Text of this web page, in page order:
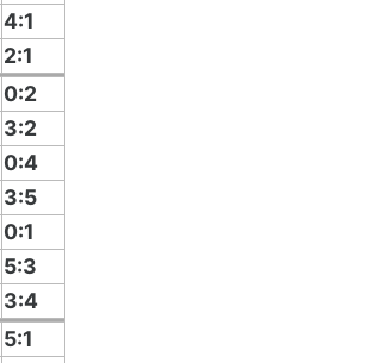
4:1
2:1
0:2
3:2
0:4
3:5
0:1
5:3
3:4
5:1